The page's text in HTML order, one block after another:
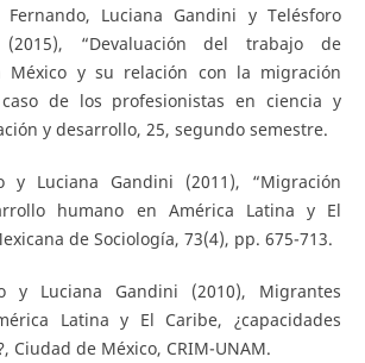
Fernando, Luciana Gandini y Telésforo
(2015), “Devaluación del trabajo de
México y su relación con la migración
de los profesionistas en ciencia y
y desarrollo, 25, segundo semestre.
y Luciana Gandini (2011), “Migración
humano en América Latina y El
de Sociología, 73(4), pp. 675-713.
y Luciana Gandini (2010), Migrantes
Latina y El Caribe, ¿capacidades
Ciudad de México, CRIM-UNAM.